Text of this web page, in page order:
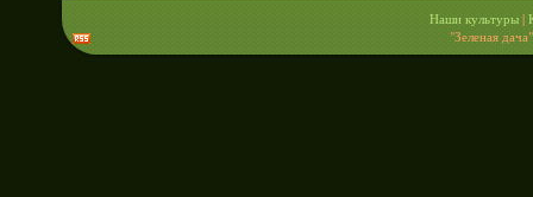
Наши культуры |
"Зеленая